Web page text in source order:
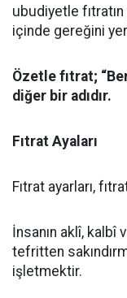
ubudiyetle
içinde gereğini
Özetle fıtrat;
diğer bir adıdır.
Fıtrat Ayaları
Fıtrat ayarları,
İnsanın aklî, kalbî
tefritten
işletmektir.